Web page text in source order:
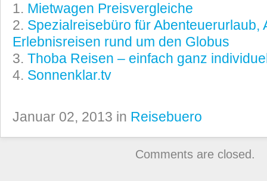
Mietwagen Preisvergleiche
Spezialreisebüro für Abenteuerurlaub,
Erlebnisreisen rund um den Globus
Thoba Reisen – einfach ganz
Sonnenklar.tv
Januar 02, 2013 in Reisebuero
Comments are closed.